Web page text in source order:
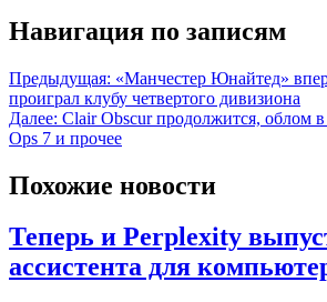
Навигация по записям
Предыдущая: «Манчестер Юнайтед»
проиграл клубу четвертого дивизиона
Далее: Clair Obscur продолжится, облом
Ops 7 и прочее
Похожие новости
Теперь и Perplexity
ассистента для